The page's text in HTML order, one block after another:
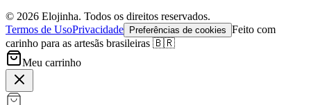
© 2026 Elojinha. Todos os direitos reservados.
Termos de UsoPrivacidade Preferências de cookies Feito com
carinho para as artesãs brasileiras 🇧🇷
Meu carrinho